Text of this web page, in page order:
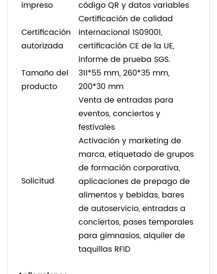
impreso
código QR y datos variables
Certificación
autorizada
Certificación de calidad
internacional 1S09001,
certificación CE de la UE,
informe de prueba SGS.
Tamaño del
producto
311*55 mm, 260*35 mm,
200*30 mm
Solicitud
Venta de entradas para
eventos, conciertos y
festivales
Activación y marketing de
marca, etiquetado de grupos
de formación corporativa,
aplicaciones de prepago de
alimentos y bebidas, bares
de autoservicio, entradas a
conciertos, pases temporales
para gimnasios, alquiler de
taquillas RFID